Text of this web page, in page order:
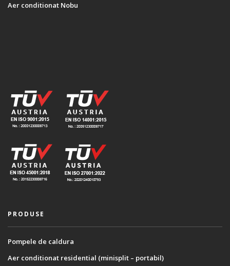
Aer conditionat Nobu
PRODUSE
Pompele de caldura
Aer conditionat residential (minisplit – portabil)